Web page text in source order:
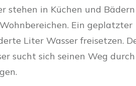
stehen in Küchen und
Ein geplatzter
Liter Wasser freisetzen.
sucht sich seinen Weg durch